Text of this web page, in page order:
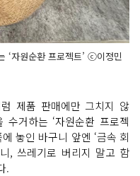
‘자원순환 프로젝트’ ⓒ이정민
제품 판매에만 그치지 않
거하는 ‘자원순환 프로젝
놓인 바구니 앞엔 ‘금속 회
, 쓰레기로 버리지 말고 함
.